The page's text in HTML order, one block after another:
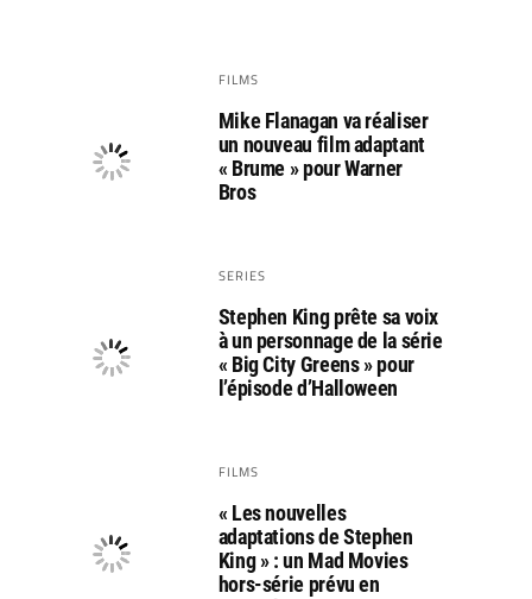
FILMS
Mike Flanagan va réaliser
un nouveau film adaptant
« Brume » pour Warner
Bros
SERIES
Stephen King prête sa voix
à un personnage de la série
« Big City Greens » pour
l’épisode d’Halloween
FILMS
« Les nouvelles
adaptations de Stephen
King » : un Mad Movies
hors-série prévu en